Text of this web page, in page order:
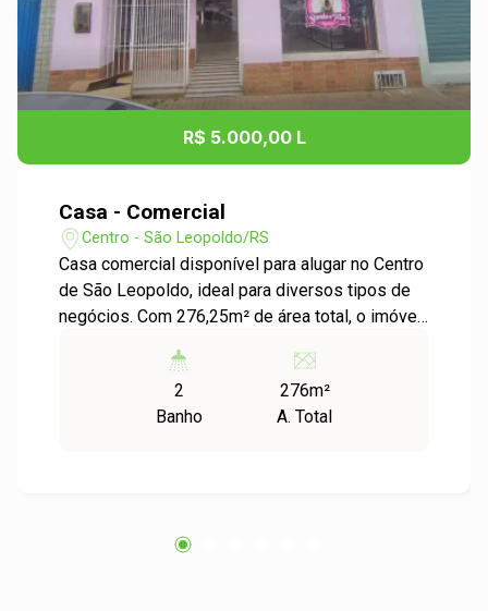
R$ 5.000,00 L
Casa - Comercial
Centro - São Leopoldo/RS
Casa comercial disponível para alugar no Centro
de São Leopoldo, ideal para diversos tipos de
negócios. Com 276,25m² de área total, o imóvel
O imóvel conta com quatro salas amplas, dois
banheiros e um pátio nos fundos, que
proporciona uma área adicional versátil. Nos
perfeita para pet shops, escritórios, clínicas ou
2
Banho
276m²
A. Total